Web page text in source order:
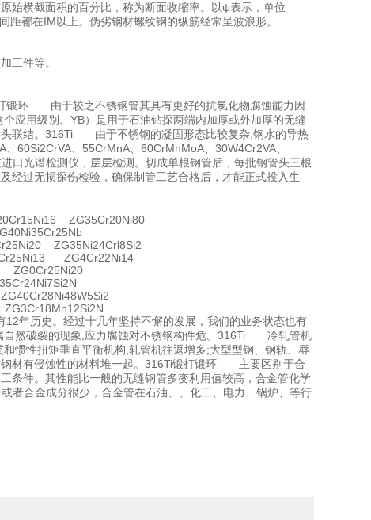
横截面积的百分比，称为断面收缩率。以ψ表示，单位
都在IM以上。伪劣钢材螺纹钢的纵筋经常呈波浪形。
工件等。
锻环 由于较之不锈钢管其具有更好的抗氯化物腐蚀能力因
应用级别。YB）是用于石油钻探两端内加厚或外加厚的无缝
头联结。316Ti 由于不锈钢的凝固形态比较复杂,钢水的导热
60Si2CrVA、55CrMnA、60CrMnMoA、30W4Cr2VA、
光谱检测仪，层层检测。切成单根钢管后，每批钢管头三根
经过无损探伤检验，确保制管工艺合格后，才能正式投入生
ZG35Cr20Ni80
ZG35Ni24Crl8Si2
ZG4Cr22Ni14
年历史。经过十几年坚持不懈的发展，我们的业务状态也有
自然破裂的现象,应力腐蚀对不锈钢构件危。316Ti 冷轧管机
惯性扭矩垂直平衡机构,轧管机往返增多;大型型钢、钢轨、辱
钢材有侵蚀性的材料堆一起。316Ti锻打锻环 主要区别于合
条件。其性能比一般的无缝钢管多变利用值较高，合金管化学
者合金成分很少，合金管在石油、、化工、电力、锅炉、等行